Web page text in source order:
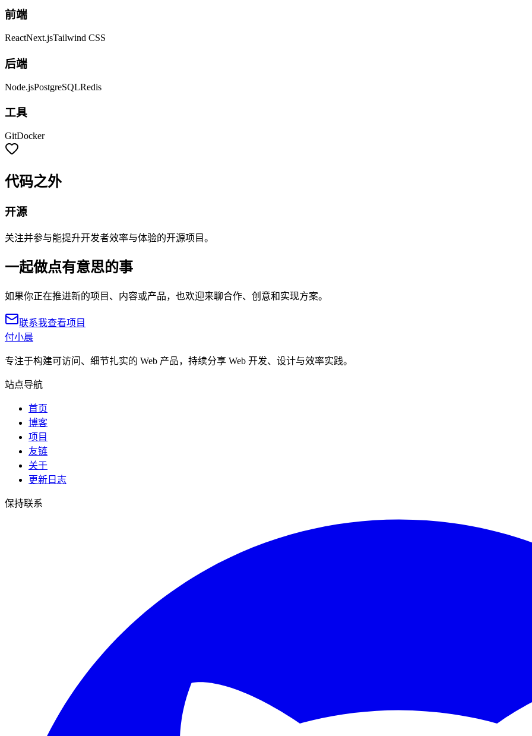
前端
ReactNext.jsTailwind CSS
后端
Node.jsPostgreSQLRedis
工具
GitDocker
代码之外
开源
关注并参与能提升开发者效率与体验的开源项目。
一起做点有意思的事
如果你正在推进新的项目、内容或产品，也欢迎来聊合作、创意和实现方案。
联系我查看项目
付小晨
专注于构建可访问、细节扎实的 Web 产品，持续分享 Web 开发、设计与效率实践。
站点导航
首页
博客
项目
友链
关于
更新日志
保持联系